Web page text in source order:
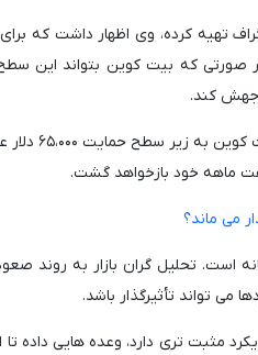
سیکامور، در تاریخ ۴ نوامبر برای کوین تلگراف تهیه کرده، وی
به صورت پایدار دارد. در صورتی که بیت کوین
سیکامور همچنین
ماهه خود بازخواهد گشت.
است. تحلیل گران بازار به روند
می تواند تأثیرگذار باشد.
مثبت تری دارد، وعده هایی داده